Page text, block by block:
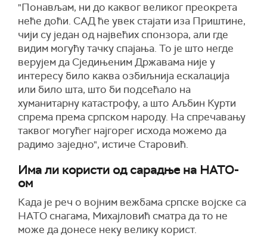
"Понављам, ни до каквог великог преокрета
неће доћи. САД ће увек стајати иза Приштине,
чији су један од највећих спонзора, али где
видим могућу тачку спајања. То је што негде
верујем да Сједињеним Државама није у
интересу било каква озбиљнија ескалација
или било шта, што би подсећало на
хуманитарну катастрофу, а што Аљбин Курти
спрема према српском народу. На спречавању
таквог могућег најгорег исхода можемо да
радимо заједно", истиче Старовић.
Има ли користи од сарадње на НАТО-
ом
Када је реч о војним вежбама српске војске са
НАТО снагама, Михајловић сматра да то не
може да донесе неку велику корист.